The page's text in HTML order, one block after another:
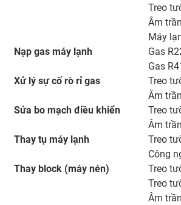
Treo
Âm
Máy
Nạp gas máy lạnh
Gas
Gas
Xử lý sự cố rò rỉ gas
Treo
Âm
Sửa bo mạch điều khiển
Treo
Âm
Thay tụ máy lạnh
Treo
Công
Thay block (máy nén)
Treo
Treo
Âm